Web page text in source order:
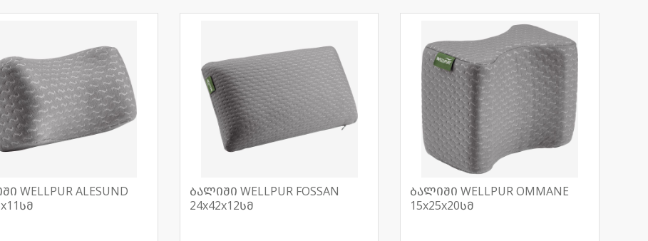
WELLPUR ALESUND
ბალიში WELLPUR FOSSAN
24x42x12სმ
ბალიში WELLPUR OMMANE
15x25x20სმ